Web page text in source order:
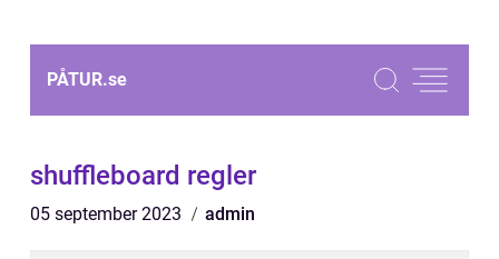
PÅTUR.se
shuffleboard regler
05 september 2023 admin